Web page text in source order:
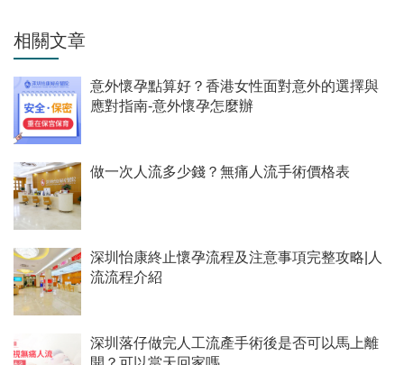
相關文章
意外懷孕點算好？香港女性面對意外的選擇與
應對指南-意外懷孕怎麼辦
做一次人流多少錢？無痛人流手術價格表
深圳怡康終止懷孕流程及注意事項完整攻略|人
流流程介紹
深圳落仔做完人工流產手術後是否可以馬上離